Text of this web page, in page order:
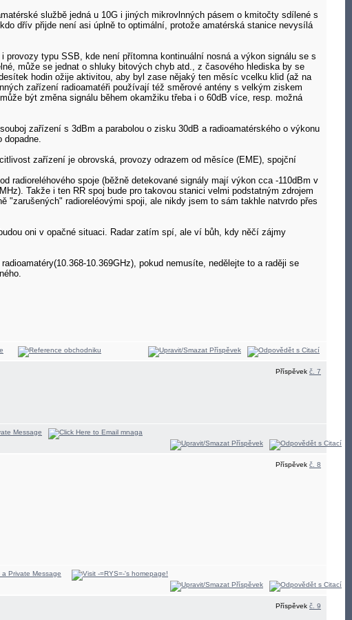
službě jedná u 10G i jiných mikrovlnných pásem o kmitočty sdílené s
dřív přijde není asi úplně to optimální, protože amatérská stanice nevysílá
typu SSB, kde není přítomna kontinuální nosná a výkon signálu se s
může se jednat o shluky bitových chyb atd., z časového hlediska by se
hodin ožije aktivitou, aby byl zase nějaký ten měsíc vcelku klid (až na
zařízení radioamatéři používají též směrové antény s velkým ziskem
být změna signálu během okamžiku třeba i o 60dB více, resp. možná
zařízení s 3dBm a parabolou o zisku 30dB a radioamatérského o výkonu
zařízení je obrovská, provozy odrazem od měsíce (EME), spojční
radioreléhového spoje (běžně detekované signály mají výkon cca -110dBm v
Takže i ten RR spoj bude pro takovou stanici velmi podstatným zdrojem
radioreléovými spoji, ale nikdy jsem to sám takhle natvrdo přes
oni v opačné situaci. Radar zatím spí, ale ví bůh, kdy něčí zájmy
10.369GHz), pokud nemusíte, nedělejte to a raději se
Příspěvek č. 7
Příspěvek č. 8
Příspěvek č. 9